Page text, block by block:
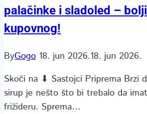
palačinke i sladoled –
kupovnog!
ByGogo 18. jun 2026.18. jun 2026.
Skoči na ⬇ Sastojci Priprema Brzi
sirup je nešto što bi trebalo da
frižideru. Sprema…